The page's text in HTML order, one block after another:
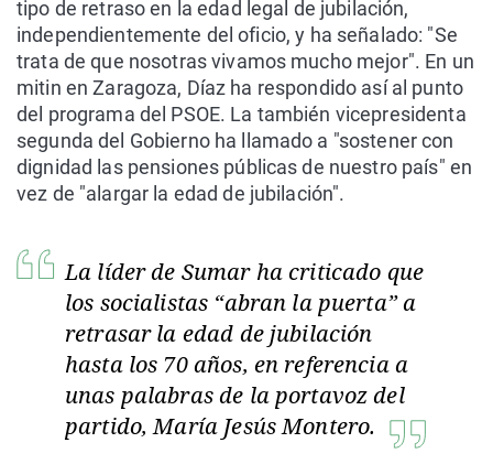
tipo de retraso en la edad legal de jubilación,
independientemente del oficio, y ha señalado: "Se
trata de que nosotras vivamos mucho mejor". En un
mitin en Zaragoza, Díaz ha respondido así al punto
del programa del PSOE. La también vicepresidenta
segunda del Gobierno ha llamado a "sostener con
dignidad las pensiones públicas de nuestro país" en
vez de "alargar la edad de jubilación".
La líder de Sumar ha criticado que
los socialistas “abran la puerta” a
retrasar la edad de jubilación
hasta los 70 años, en referencia a
unas palabras de la portavoz del
partido, María Jesús Montero.